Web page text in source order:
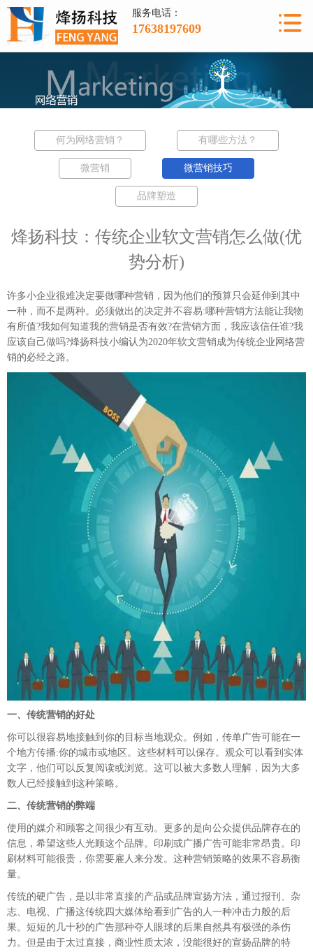
服务电话：
17638197609
何为网络营销？ 有哪些方法？
微营销 微营销技巧
品牌塑造
烽扬科技：传统企业软文营销怎么做(优
势分析)
许多小企业很难决定要做哪种营销，因为他们的预算只会延伸到其中
一种，而不是两种。必须做出的决定并不容易:哪种营销方法能让我物
有所值?我如何知道我的营销是否有效?在营销方面，我应该信任谁?我
应该自己做吗?烽扬科技小编认为2020年软文营销成为传统企业网络营
销的必经之路。
一、传统营销的好处
你可以很容易地接触到你的目标当地观众。例如，传单广告可能在一
个地方传播:你的城市或地区。这些材料可以保存。观众可以看到实体
文字，他们可以反复阅读或浏览。这可以被大多数人理解，因为大多
数人已经接触到这种策略。
二、传统营销的弊端
使用的媒介和顾客之间很少有互动。更多的是向公众提供品牌存在的
信息，希望这些人光顾这个品牌。印刷或广播广告可能非常昂贵。印
刷材料可能很贵，你需要雇人来分发。这种营销策略的效果不容易衡
量。
传统的硬广告，是以非常直接的产品或品牌宣扬方法，通过报刊、杂
志、电视、广播这传统四大媒体给看到广告的人一种冲击力般的后
果。短短的几十秒的广告那种夺人眼球的后果自然具有极强的杀伤
力。但是由于太过直接，商业性质太浓，没能很好的宣扬品牌的特